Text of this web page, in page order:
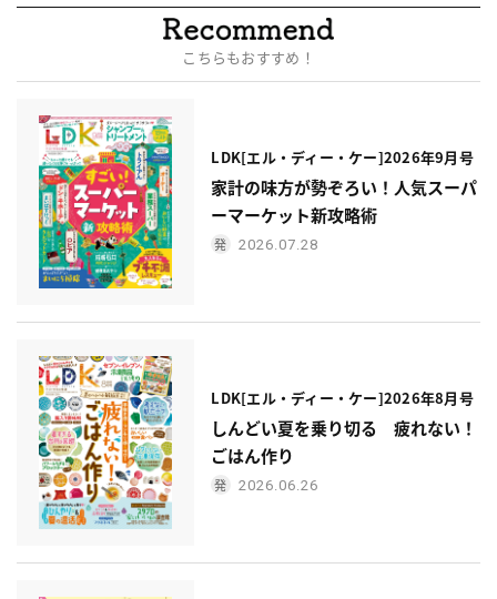
こちらもおすすめ！
LDK[エル・ディー・ケー]2026年9月号
家計の味方が勢ぞろい！人気スーパ
ーマーケット新攻略術
2026.07.28
LDK[エル・ディー・ケー]2026年8月号
しんどい夏を乗り切る 疲れない！
ごはん作り
2026.06.26